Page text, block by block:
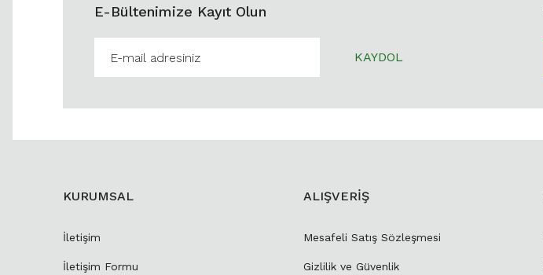
E-Bültenimize Kayıt Olun
KAYDOL
KURUMSAL
İletişim
İletişim Formu
ALIŞVERİŞ
Mesafeli Satış Sözleşmesi
Gizlilik ve Güvenlik